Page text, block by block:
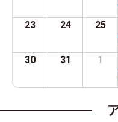
23 24 25
30 31 1